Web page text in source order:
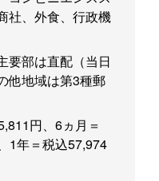
社、外食、行政機
要部は直配（当日
他地域は第3種郵
円、6ヵ月＝
1年＝税込57,974